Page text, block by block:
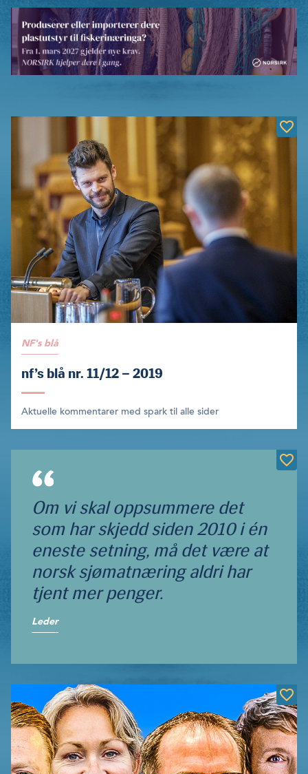
NF's blå
nf’s blå nr. 11/12 – 2019
Aktuelle kommentarer med spark til alle sider
Om vi skal oppsummere det
som har skjedd siden 2010 i én
eneste setning, må det være at
norsk sjømatnæring aldri har
tjent mer penger.
Leder